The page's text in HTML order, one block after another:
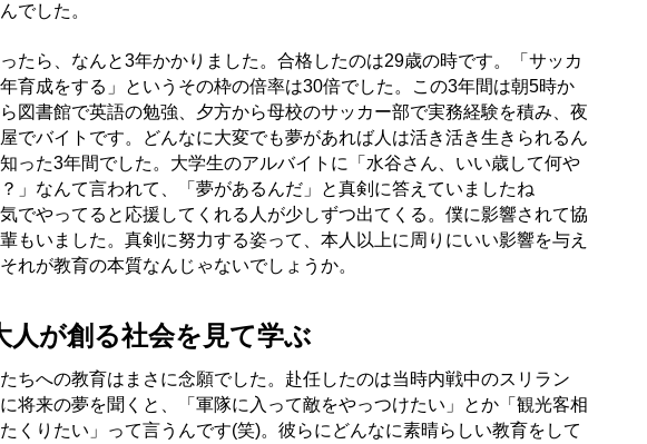
でした。
たら、なんと3年かかりました。合格したのは29歳の時です。「サッカ
育成をする」というその枠の倍率は30倍でした。この3年間は朝5時か
図書館で英語の勉強、夕方から母校のサッカー部で実務経験を積み、夜
でバイトです。どんなに大変でも夢があれば人は活き活き生きられるん
った3年間でした。大学生のアルバイトに「水谷さん、いい歳して何や
」なんて言われて、「夢があるんだ」と真剣に答えていましたね
気でやってると応援してくれる人が少しずつ出てくる。僕に影響されて協
もいました。真剣に努力する姿って、本人以上に周りにいい影響を与え
れが教育の本質なんじゃないでしょうか。
人が創る社会を見て学ぶ
ちへの教育はまさに念願でした。赴任したのは当時内戦中のスリラン
将来の夢を聞くと、「軍隊に入って敵をやっつけたい」とか「観光客相
くりたい」って言うんです(笑)。彼らにどんなに素晴らしい教育をして